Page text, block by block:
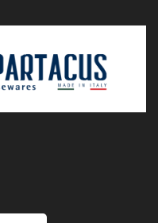
SUPREME
TOUCH
leggi la nostra